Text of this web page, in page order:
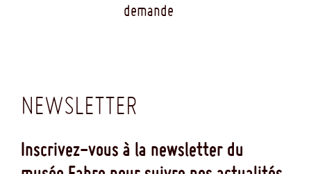
demande
NEWSLETTER
Inscrivez-vous à la newsletter du